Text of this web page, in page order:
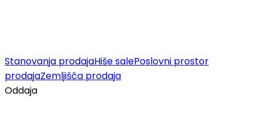
Stanovanja prodajaHiše salePoslovni prostor
prodajaZemljišča prodaja
Oddaja